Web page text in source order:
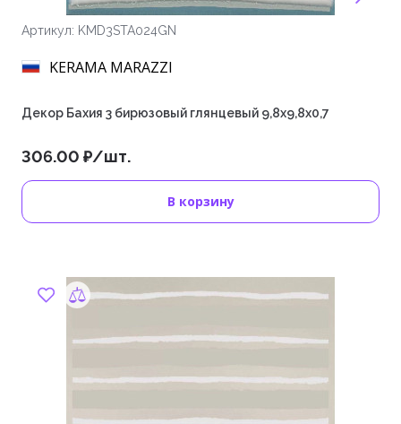
Артикул: KMD3STA024GN
KERAMA MARAZZI
Декор Бахия 3 бирюзовый глянцевый 9,8x9,8x0,7
306.00 ₽/шт.
В корзину